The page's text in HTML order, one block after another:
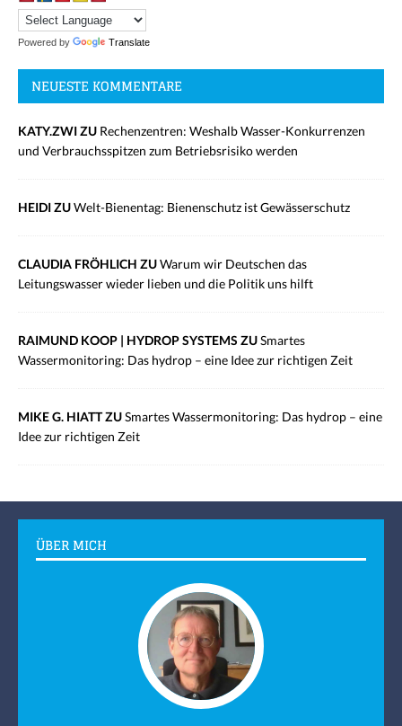
Powered by Translate
NEUESTE KOMMENTARE
KATY.ZWI ZU Rechenzentren: Weshalb Wasser-Konkurrenzen
und Verbrauchsspitzen zum Betriebsrisiko werden
HEIDI ZUWelt-Bienentag: Bienenschutz ist Gewässerschutz
CLAUDIA FRÖHLICH ZUWarum wir Deutschen das
Leitungswasser wieder lieben und die Politik uns hilft
RAIMUND KOOP | HYDROP SYSTEMS ZUSmartes
Wassermonitoring: Das hydrop – eine Idee zur richtigen Zeit
MIKE G. HIATT ZUSmartes Wassermonitoring: Das hydrop – eine
Idee zur richtigen Zeit
ÜBER MICH